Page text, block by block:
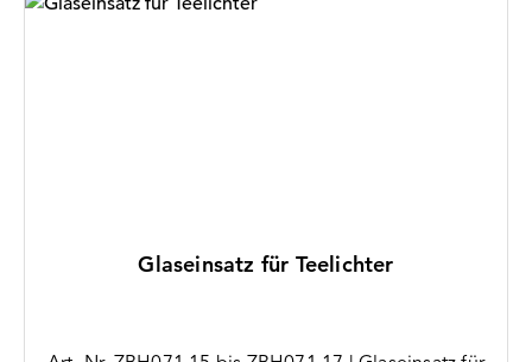
Glaseinsatz für Teelichter